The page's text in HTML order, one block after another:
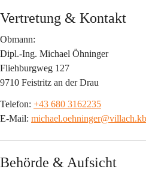
Vertretung & Kontakt
Obmann:
Dipl.-Ing. Michael Öhninger
Fliehburgweg 127
9710 Feistritz an der Drau
Telefon: +43 680 3162235
E-Mail:
Behörde & Aufsicht